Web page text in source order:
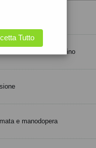
con rilascio scontrino
e manodopera
Tutto